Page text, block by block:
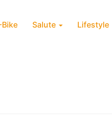
Bike Salute Lifestyle